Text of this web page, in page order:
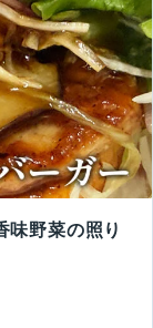
味野菜の照り